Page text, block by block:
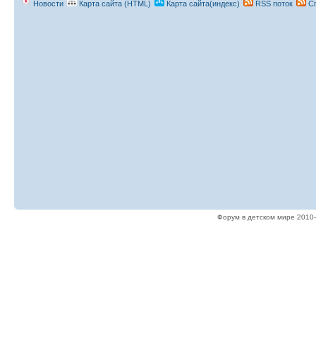
Новости Карта сайта (HTML) Карта сайта(индекс) RSS поток
Форум в детском мире